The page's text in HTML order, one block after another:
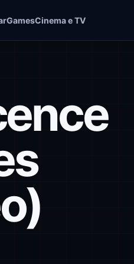
GamesCinema e TV